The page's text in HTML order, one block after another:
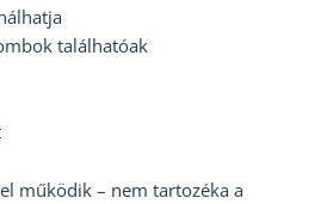
találhatóak
működik – nem tartozéka a